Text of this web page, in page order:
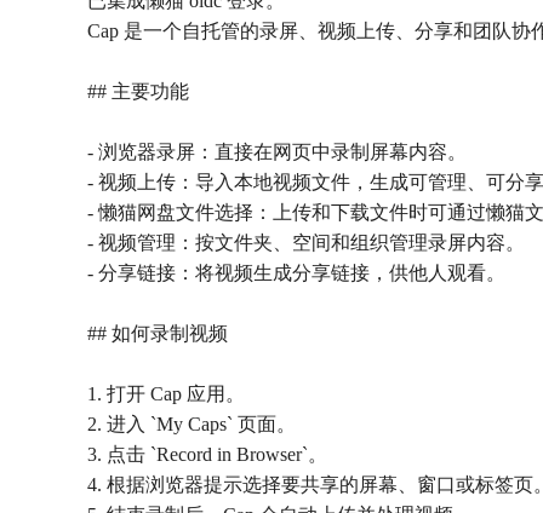
Cap 是一个自托管的录屏、视频上传、分享和团队
## 主要功能
- 浏览器录屏：直接在网页中录制屏幕内容。
- 视频上传：导入本地视频文件，生成可管理、可分
- 懒猫网盘文件选择：上传和下载文件时可通过懒猫
- 视频管理：按文件夹、空间和组织管理录屏内容。
- 分享链接：将视频生成分享链接，供他人观看。
## 如何录制视频
1. 打开 Cap 应用。
2. 进入 `My Caps` 页面。
3. 点击 `Record in Browser`。
4. 根据浏览器提示选择要共享的屏幕、窗口或标签页